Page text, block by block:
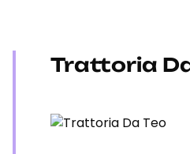
Trattoria